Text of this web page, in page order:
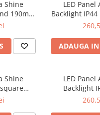
de pardoseală
decorative
Shine
White
LED
Backlight IP44 round 293mm
16W
ADAUGA IN
Shine
LED
Backlight IP44 square
293x293mm 16W 1600lm